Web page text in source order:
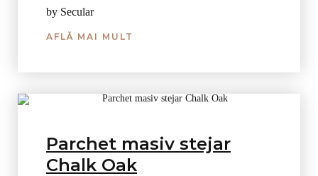
by Secular
AFLĂ MAI MULT
Parchet masiv stejar
Chalk Oak